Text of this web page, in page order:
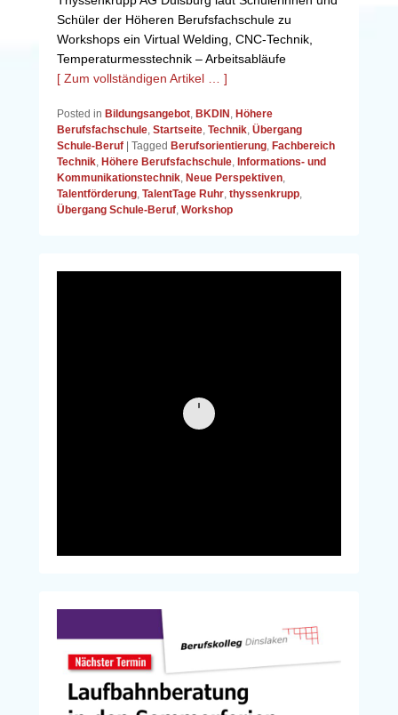
Schüler der Höheren Berufsfachschule zu
Workshops ein Virtual Welding, CNC-Technik,
Temperaturmesstechnik – Arbeitsabläufe
[ Zum vollständigen Artikel … ]
Posted in Bildungsangebot, BKDIN , Höhere
Berufsfachschule, Startseite, Technik, Übergang
Schule-Beruf
Tagged Berufsorientierung, Fachbereich
Technik, Höhere Berufsfachschule, Informations- und
Kommunikationstechnik, Neue Perspektiven,
Talentförderung, TalentTage Ruhr, thyssenkrupp,
Übergang Schule-Beruf, Workshop